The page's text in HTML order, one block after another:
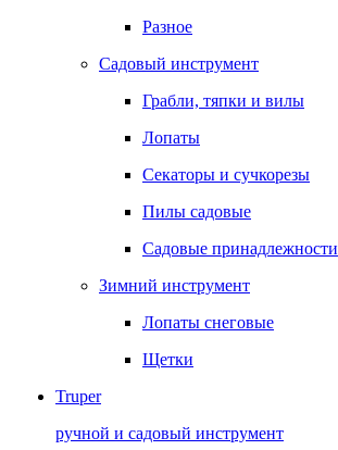
Разное
Садовый инструмент
Грабли, тяпки и вилы
Лопаты
Секаторы и сучкорезы
Пилы садовые
Садовые принадлежности
Зимний инструмент
Лопаты снеговые
Щетки
Truper
ручной и садовый инструмент